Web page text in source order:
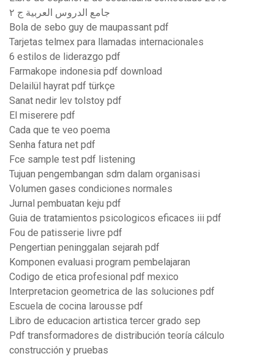
جامع الدروس العربية ج ٢
Bola de sebo guy de maupassant pdf
Tarjetas telmex para llamadas internacionales
6 estilos de liderazgo pdf
Farmakope indonesia pdf download
Delailül hayrat pdf türkçe
Sanat nedir lev tolstoy pdf
El miserere pdf
Cada que te veo poema
Senha fatura net pdf
Fce sample test pdf listening
Tujuan pengembangan sdm dalam organisasi
Volumen gases condiciones normales
Jurnal pembuatan keju pdf
Guia de tratamientos psicologicos eficaces iii pdf
Fou de patisserie livre pdf
Pengertian peninggalan sejarah pdf
Komponen evaluasi program pembelajaran
Codigo de etica profesional pdf mexico
Interpretacion geometrica de las soluciones pdf
Escuela de cocina larousse pdf
Libro de educacion artistica tercer grado sep
Pdf transformadores de distribución teoría cálculo
construcción y pruebas